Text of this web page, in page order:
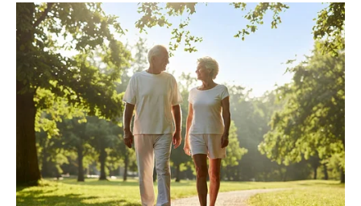
Степан, коли дізнався, навіть не кричав. Він не розбив
жодної шибки, не кинувся на тих паничів. Він просто сів на
сходи, які сам виводив до ідеального стану, і вперше на
моїй пам’яті заплакав. Це були не сльози образи, це було
ридання людини, яку випотрошили заживо. Чоловік, який
не боявся ніякої роботи, тепер сидів і здригався, бо в
нього відібрали віру в те, що чесна праця і родина — це
щось варте захисту.
Виявилося, що Марія Іванівна все спланувала ще рік тому.
Поки ми купували за свої зароблені «чайові» нові меблі в
гостьові кімнати та ставили дорогі сонячні панелі, вона